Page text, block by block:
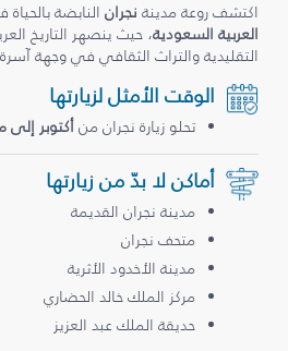
اكتشف روعة مدينة نجرانالنابضة
العربية السعودية، حيث ينصهر التاريخ
التقليدية والتراث الثقافي في وجهة
الوقت الأمثل لزيارتها
تحلو زيارة نجران منأكتوبر
أماكن لا بدّ من زيارتها
مدينة نجران القديمة
متحف نجران
مدينة الأخدود الأثرية
مركز الملك خالد الحضاري
حديقة الملك عبد العزيز